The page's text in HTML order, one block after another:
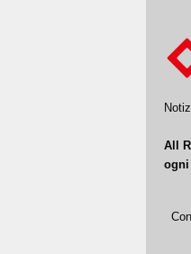
All
ogni